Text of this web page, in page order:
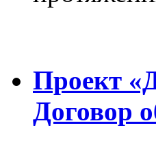
Проект
Договор